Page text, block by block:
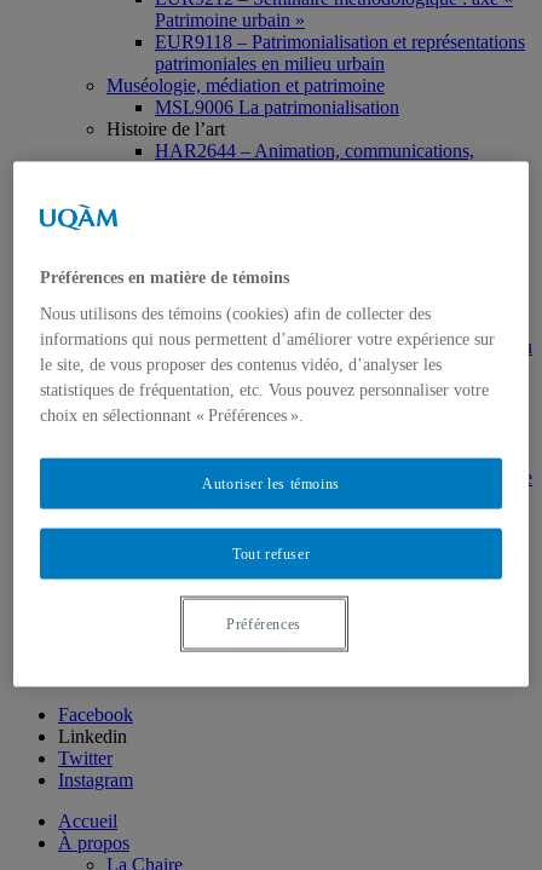
Patrimoine urbain »
EUR9118 – Patrimonialisation et représentations
patrimoniales en milieu urbain
Muséologie, médiation et patrimoine
MSL9006 La patrimonialisation
Histoire de l’art
HAR2644 – Animation, communications,
Stages
touristiques
MDT8101 – Culture et tourisme
MSL9005 – La patrimonialisation
EUR7102 – Dimensions sociales et culturelles du
tourisme
EUR8216 – Méthodes d’analyse du cadre bâti
EUR8460 – Patrimoine et requalification des
EUR8511 – Patrimoine et développement local
EUT1065 – Gestion et valorisation du patrimoine
patrimoniales en milieu urbain
Séminaire Patrimonialisation et représentations
patrimoniales en milieu urbain
Introduction | Événements
Facebook
Linkedin
Twitter
Instagram
Accueil
À propos
La Chaire
Préférences en matière de témoins
Nous utilisons des témoins (cookies) afin de collecter des
informations qui nous permettent d’améliorer votre expérience sur
le site, de vous proposer des contenus vidéo, d’analyser les
statistiques de fréquentation, etc. Vous pouvez personnaliser votre
choix en sélectionnant « Préférences ».
Tout refuser
Autoriser les témoins
Préférences